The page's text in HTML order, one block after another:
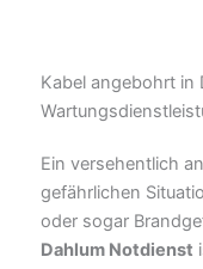
Kabel angebohrt in
Ein versehentlich
gefährlichen
oder sogar
Dahlum Notdienst